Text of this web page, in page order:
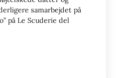
samarbejdet på
på Le Scuderie del